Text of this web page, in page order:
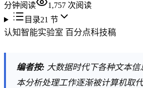
分钟阅读
1,757 次阅读
目录21 节
认知智能实验室 百分点科技稿
编者按: 大数据时代下各种文本
本分析处理工作逐渐被计算机取